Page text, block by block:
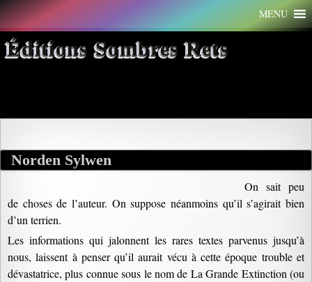
Aller
au
contenu
MENU
Éditions Sombres Rets
Archives par mot-clé : zothique
Norden Sylwen
On sait peu
de choses de l’auteur. On suppose néanmoins qu’il s’agirait bien
d’un terrien.
Les informations qui jalonnent les rares textes parvenus jusqu’à
nous, laissent à penser qu’il aurait vécu à cette époque trouble et
dévastatrice, plus connue sous le nom de La Grande Extinction (ou